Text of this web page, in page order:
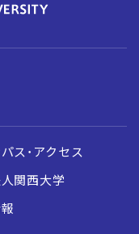
ス・アクセス
関西大学